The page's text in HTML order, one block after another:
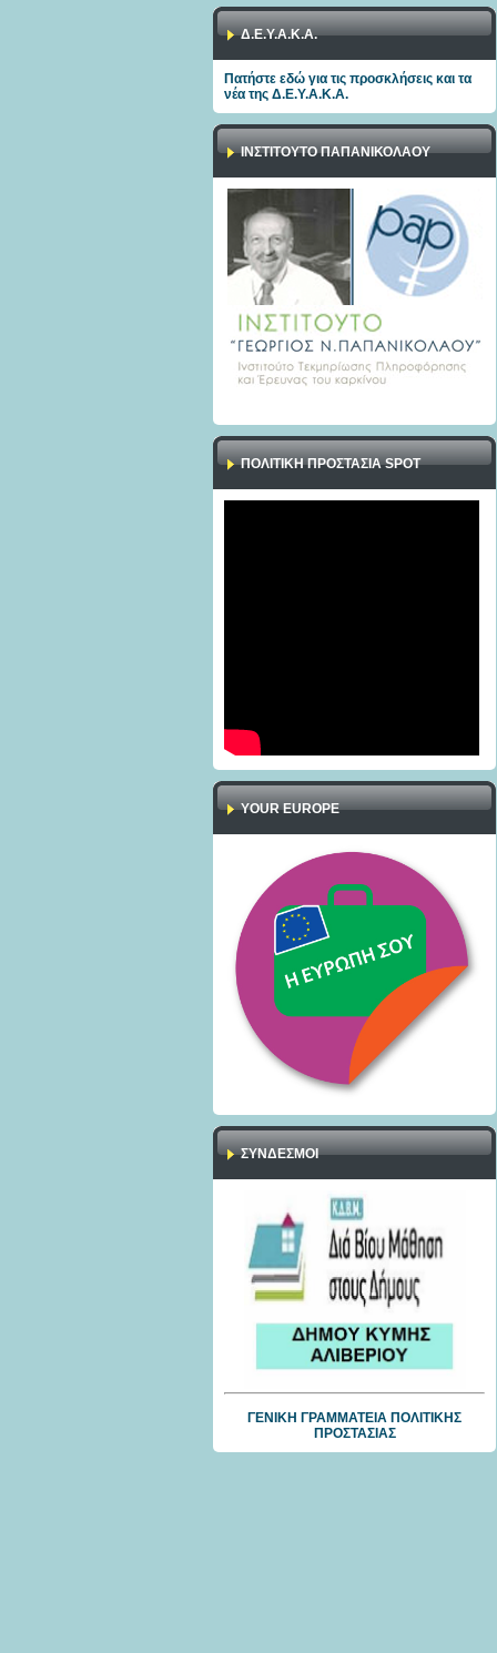
Δ.Ε.Υ.Α.Κ.Α.
Πατήστε εδώ για τις προσκλήσεις και τα
νέα της Δ.Ε.Υ.Α.Κ.Α.
ΙΝΣΤΙΤΟΥΤΟ ΠΑΠΑΝΙΚΟΛΑΟΥ
ΠΟΛΙΤΙΚΉ ΠΡΟΣΤΑΣΊΑ SPOT
YOUR EUROPE
ΣΎΝΔΕΣΜΟΙ
ΓΕΝΙΚΗ ΓΡΑΜΜΑΤΕΙΑ ΠΟΛΙΤΙΚΗΣ
ΠΡΟΣΤΑΣΙΑΣ